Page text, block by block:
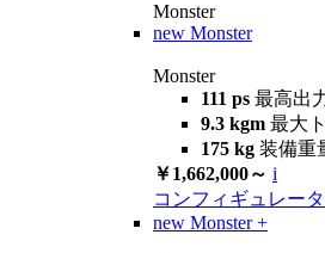
Monster
new Monster
Monster
111 ps 最高出
9.3 kgm 最大
175 kg 装備重
￥1,662,000～ i
コンフィギュレー
new Monster +